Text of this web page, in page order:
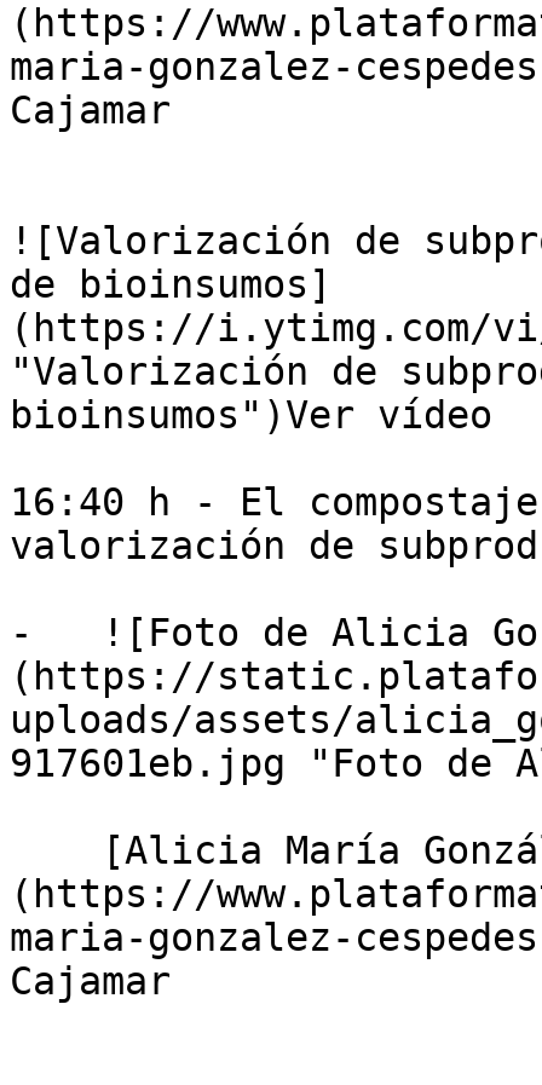
(https://
maria-gonzalez-
Cajamar
![Valorización de
de bioinsumos]
(https://i.ytimg.com/vi/
"Valorización de
bioinsumos")Ver vídeo
16:40 h - El
valorización de
-   ![Foto de Alicia
(https://
uploads/assets/
917601eb.jpg "Foto de
(https://
maria-gonzalez-
Cajamar